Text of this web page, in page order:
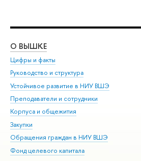
О ВЫШКЕ
Цифры и факты
Руководство и структура
Устойчивое развитие в НИУ ВШЭ
Преподаватели и сотрудники
Корпуса и общежития
Закупки
Обращения граждан в НИУ ВШЭ
Фонд целевого капитала